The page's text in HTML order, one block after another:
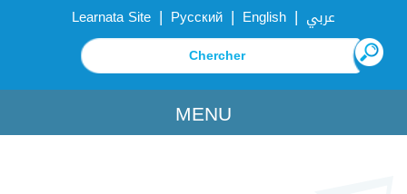
Learnata Site | Русский | English | عربي
MENU